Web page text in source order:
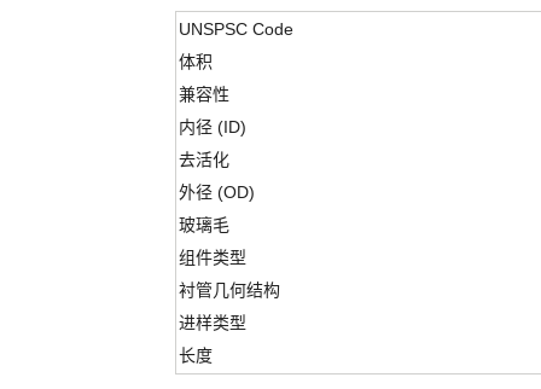
UNSPSC Code
体积
兼容性
内径 (ID)
去活化
外径 (OD)
玻璃毛
组件类型
衬管几何结构
进样类型
长度